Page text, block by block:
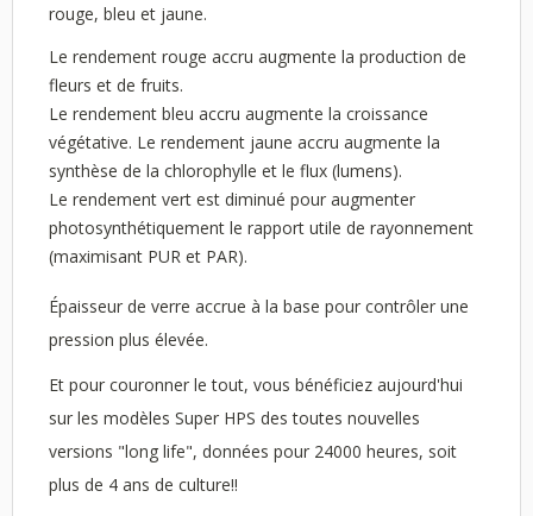
rouge, bleu et jaune.
Le rendement rouge accru augmente la production de
fleurs et de fruits.
Le rendement bleu accru augmente la croissance
végétative. Le rendement jaune accru augmente la
synthèse de la chlorophylle et le flux (lumens).
Le rendement vert est diminué pour augmenter
photosynthétiquement le rapport utile de rayonnement
(maximisant PUR et PAR).
Épaisseur de verre accrue à la base pour contrôler une
pression plus élevée.
Et pour couronner le tout, vous bénéficiez aujourd'hui
sur les modèles Super HPS des toutes nouvelles
versions "long life", données pour 24000 heures, soit
plus de 4 ans de culture!!